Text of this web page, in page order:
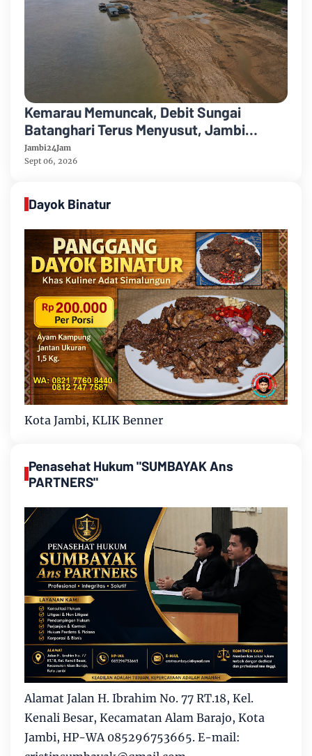
Kemarau Memuncak, Debit Sungai
Batanghari Terus Menyusut, Jambi
Hadapi Ancaman Krisis Air Bersih dan
Karhutla
Jambi24Jam
Sept 06, 2026
Dayok Binatur
Kota Jambi, KLIK Benner
Penasehat Hukum "SUMBAYAK Ans
PARTNERS"
Alamat Jalan H. Ibrahim No. 77 RT.18, Kel.
Kenali Besar, Kecamatan Alam Barajo, Kota
Jambi, HP-WA 085296753665. E-mail: